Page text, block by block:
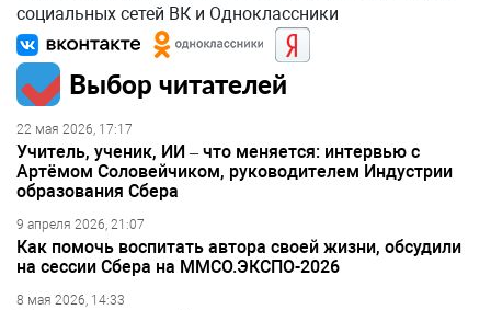
социальных сетей ВК и Одноклассники
Выбор читателей
22 мая 2026, 17:17
Учитель, ученик, ИИ – что меняется: интервью с
Артёмом Соловейчиком, руководителем Индустрии
образования Сбера
9 апреля 2026, 21:07
Как помочь воспитать автора своей жизни, обсудили
на сессии Сбера на ММСО.ЭКСПО-2026
8 мая 2026, 14:33